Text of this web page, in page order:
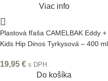
Viac info
Plastová fľaša CAMELBAK Eddy +
Kids Hip Dinos Tyrkysová – 400 ml
19,95 € s DPH
Do košíka